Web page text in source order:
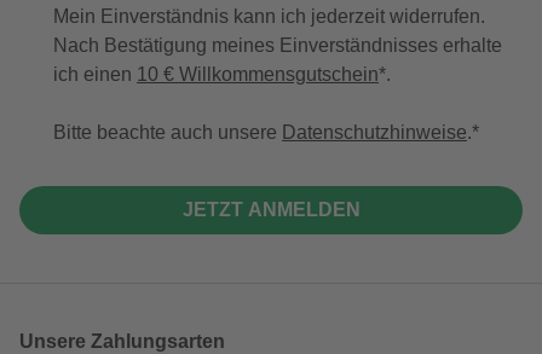
Mein Einverständnis kann ich jederzeit widerrufen.
Nach Bestätigung meines Einverständnisses erhalte
ich einen 10 € Willkommensgutschein*.
Bitte beachte auch unsere Datenschutzhinweise.
JETZT ANMELDEN
Unsere Zahlungsarten